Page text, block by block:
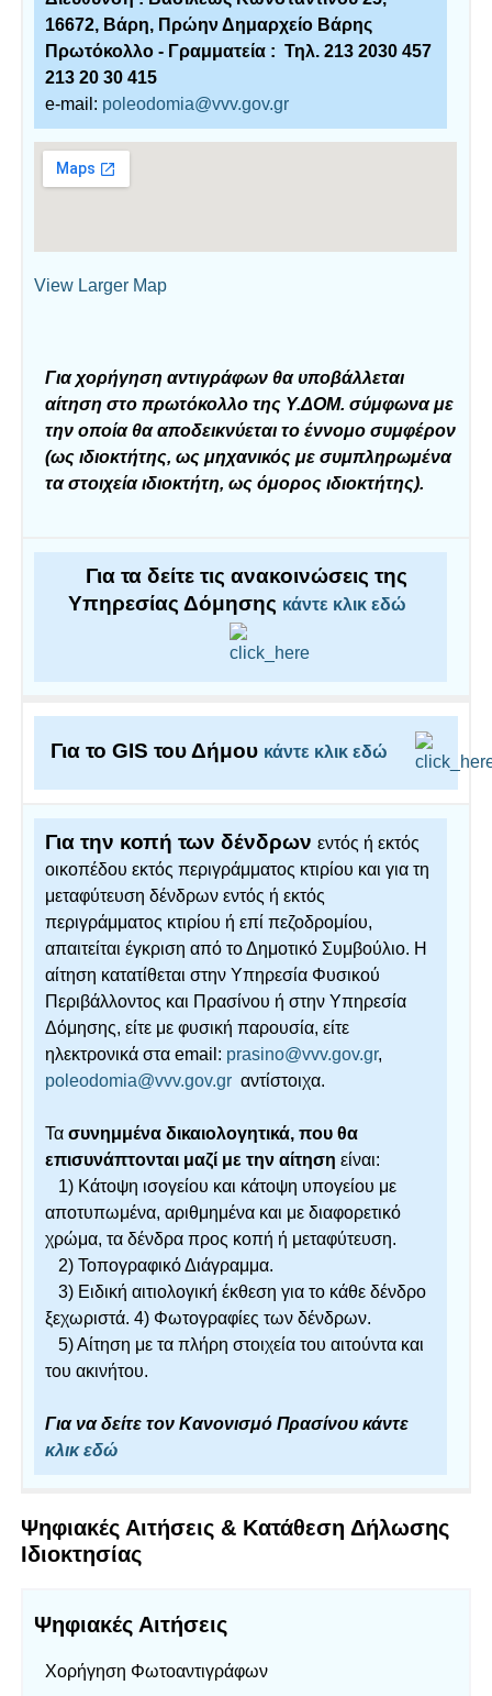
16672, Βάρη, Πρώην Δημαρχείο Βάρης
Πρωτόκολλο - Γραμματεία : Τηλ. 213 2030 457
213 20 30 415
e-mail: poleodomia@vvv.gov.gr
View Larger Map
Για χορήγηση αντιγράφων θα υποβάλλεται
αίτηση στο πρωτόκολλο της Υ.ΔΟΜ. σύμφωνα με
την οποία θα αποδεικνύεται το έννομο συμφέρον
(ως ιδιοκτήτης, ως μηχανικός με συμπληρωμένα
τα στοιχεία ιδιοκτήτη, ως όμορος ιδιοκτήτης).
Για τα δείτε τις ανακοινώσεις της
Υπηρεσίας Δόμησης κάντε κλικ εδώ
Για το GIS του Δήμου κάντε κλικ εδώ
Για την κοπή των δένδρωνεντός ή εκτός
οικοπέδου εκτός περιγράμματος κτιρίου και για τη
μεταφύτευση δένδρων εντός ή εκτός
περιγράμματος κτιρίου ή επί πεζοδρομίου,
απαιτείται έγκριση από το Δημοτικό Συμβούλιο. Η
αίτηση κατατίθεται στην Υπηρεσία Φυσικού
Περιβάλλοντος και Πρασίνου ή στην Υπηρεσία
Δόμησης, είτε με φυσική παρουσία, είτε
ηλεκτρονικά στα email: prasino@vvv.gov.gr,
poleodomia@vvv.gov.gr αντίστοιχα.
Τα συνημμένα δικαιολογητικά, που θα
επισυνάπτονται μαζί με την αίτηση είναι:
1) Κάτοψη ισογείου και κάτοψη υπογείου με
αποτυπωμένα, αριθμημένα και με διαφορετικό
χρώμα, τα δένδρα προς κοπή ή μεταφύτευση.
2) Τοπογραφικό Διάγραμμα.
3) Ειδική αιτιολογική έκθεση για το κάθε δένδρο
ξεχωριστά. 4) Φωτογραφίες των δένδρων.
5) Αίτηση με τα πλήρη στοιχεία του αιτούντα και
του ακινήτου.
Για να δείτε τον Κανονισμό Πρασίνου κάντε
κλικ εδώ
Ψηφιακές Αιτήσεις & Κατάθεση Δήλωσης
Ιδιοκτησίας
Ψηφιακές Αιτήσεις
Χορήγηση Φωτοαντιγράφων